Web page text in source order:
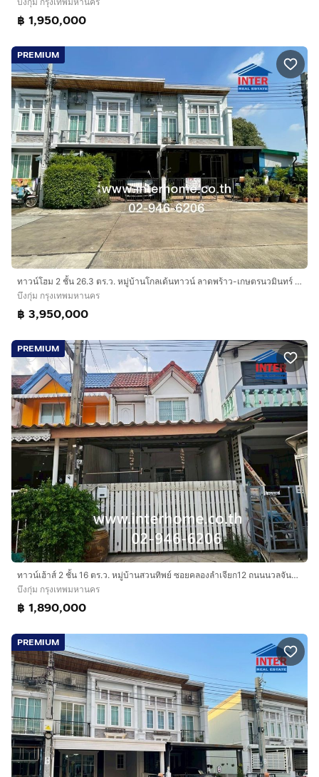
฿ 1,950,000
PREMIUM
ทาวน์โฮม 2 ชั้น 26.3 ตร.ว. หมู่บ้านโกลเด้นทาวน์ ลาดพร้าว-เกษตรนวมินทร์ ซอยนวมินทร์42 แยก27 ถนนนวมินทร์ ถนนเสรีไทย เขตบึงกุ่ม กรุงเทพมหานคร
บึงกุ่ม กรุงเทพมหานคร
฿ 3,950,000
PREMIUM
ทาวน์เฮ้าส์ 2 ชั้น 16 ตร.ว. หมู่บ้านสวนทิพย์ ซอยคลองลำเจียก12 ถนนนวลจันทร์ ถนนเกษตร-นวมินทร์ เขตบึงกุ่ม กรุงเทพมหานคร
บึงกุ่ม กรุงเทพมหานคร
฿ 1,890,000
PREMIUM